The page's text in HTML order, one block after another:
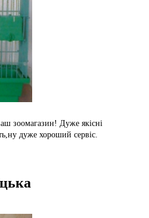
зоомагазин! Дуже якісні
дуже хороший сервіс.